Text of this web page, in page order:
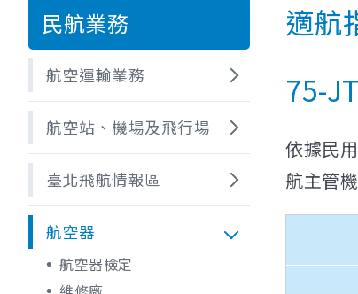
民航業務
航空運輸業務
航空站、機場及飛行場
臺北飛航情報區
航空器
航空器檢定
適航
75-
依據民
航主管